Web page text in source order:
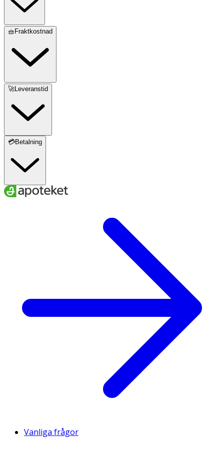
🧺Fraktkostnad
🚀Leveranstid
💳Betalning
Vanliga frågor